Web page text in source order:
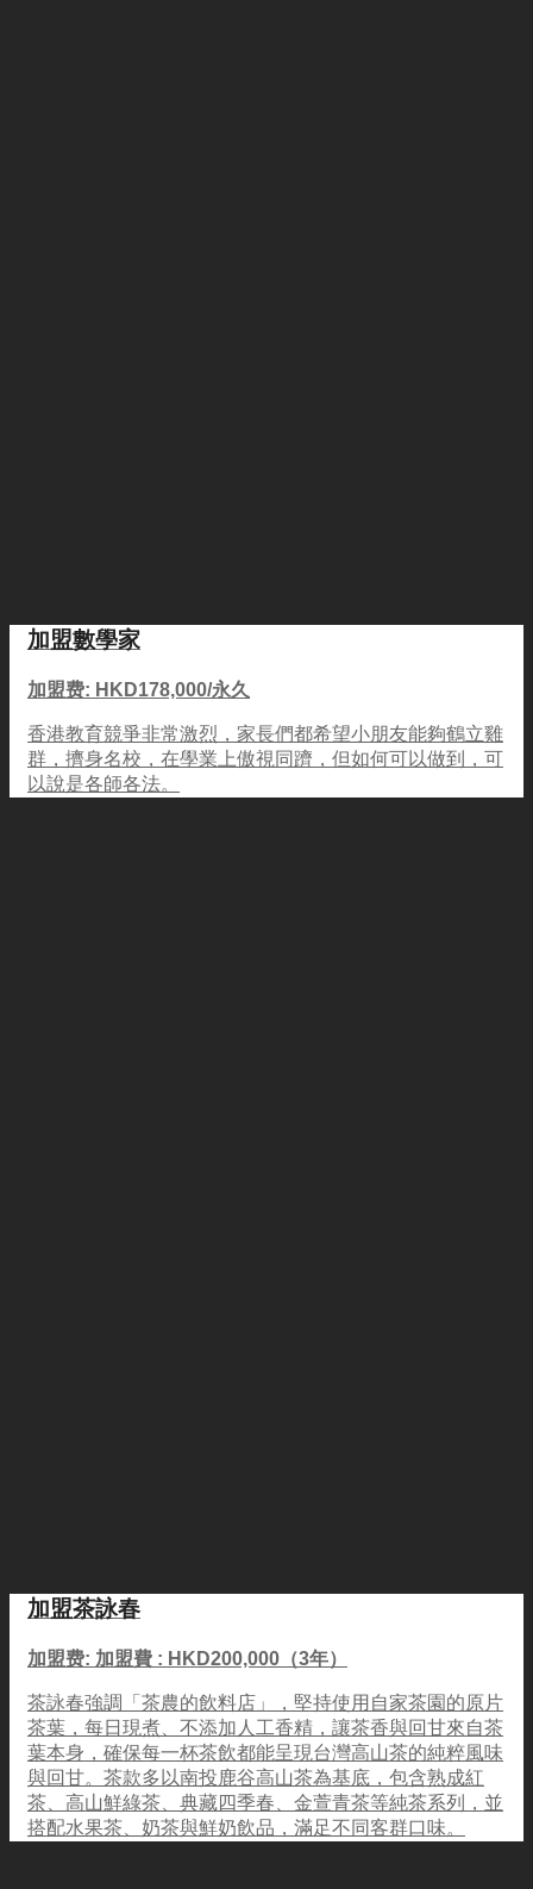
加盟數學家
加盟费: HKD178,000/永久
香港教育競爭非常激烈，家長們都希望小朋友能夠鶴立雞
群，擠身名校，在學業上傲視同躋，但如何可以做到，可
以說是各師各法。
加盟茶詠春
加盟费: 加盟費 : HKD200,000（3年）
茶詠春強調「茶農的飲料店」，堅持使用自家茶園的原片
茶葉，每日現煮、不添加人工香精，讓茶香與回甘來自茶
葉本身，確保每一杯茶飲都能呈現台灣高山茶的純粹風味
與回甘。茶款多以南投鹿谷高山茶為基底，包含熟成紅
茶、高山鮮綠茶、典藏四季春、金萱青茶等純茶系列，並
搭配水果茶、奶茶與鮮奶飲品，滿足不同客群口味。